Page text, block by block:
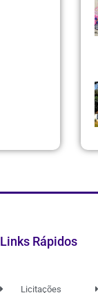
Links Rápidos
Licitações